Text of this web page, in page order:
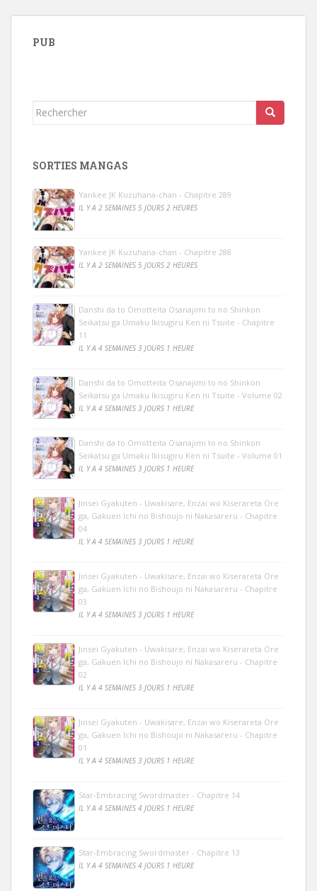
PUB
Rechercher...
SORTIES MANGAS
Yankee JK Kuzuhana-chan - Chapitre 289
IL Y A 2 SEMAINES 5 JOURS 2 HEURES
Yankee JK Kuzuhana-chan - Chapitre 288
IL Y A 2 SEMAINES 5 JOURS 2 HEURES
Danshi da to Omotteita Osanajimi to no Shinkon
Seikatsu ga Umaku Ikisugiru Ken ni Tsuite - Chapitre
11
IL Y A 4 SEMAINES 3 JOURS 1 HEURE
Danshi da to Omotteita Osanajimi to no Shinkon
Seikatsu ga Umaku Ikisugiru Ken ni Tsuite - Volume 02
IL Y A 4 SEMAINES 3 JOURS 1 HEURE
Danshi da to Omotteita Osanajimi to no Shinkon
Seikatsu ga Umaku Ikisugiru Ken ni Tsuite - Volume 01
IL Y A 4 SEMAINES 3 JOURS 1 HEURE
Jinsei Gyakuten - Uwakisare, Enzai wo Kiserareta Ore
ga, Gakuen Ichi no Bishoujo ni Nakasareru - Chapitre
04
IL Y A 4 SEMAINES 3 JOURS 1 HEURE
Jinsei Gyakuten - Uwakisare, Enzai wo Kiserareta Ore
ga, Gakuen Ichi no Bishoujo ni Nakasareru - Chapitre
03
IL Y A 4 SEMAINES 3 JOURS 1 HEURE
Jinsei Gyakuten - Uwakisare, Enzai wo Kiserareta Ore
ga, Gakuen Ichi no Bishoujo ni Nakasareru - Chapitre
02
IL Y A 4 SEMAINES 3 JOURS 1 HEURE
Jinsei Gyakuten - Uwakisare, Enzai wo Kiserareta Ore
ga, Gakuen Ichi no Bishoujo ni Nakasareru - Chapitre
01
IL Y A 4 SEMAINES 3 JOURS 1 HEURE
Star-Embracing Swordmaster - Chapitre 14
IL Y A 4 SEMAINES 4 JOURS 1 HEURE
Star-Embracing Swordmaster - Chapitre 13
IL Y A 4 SEMAINES 4 JOURS 1 HEURE